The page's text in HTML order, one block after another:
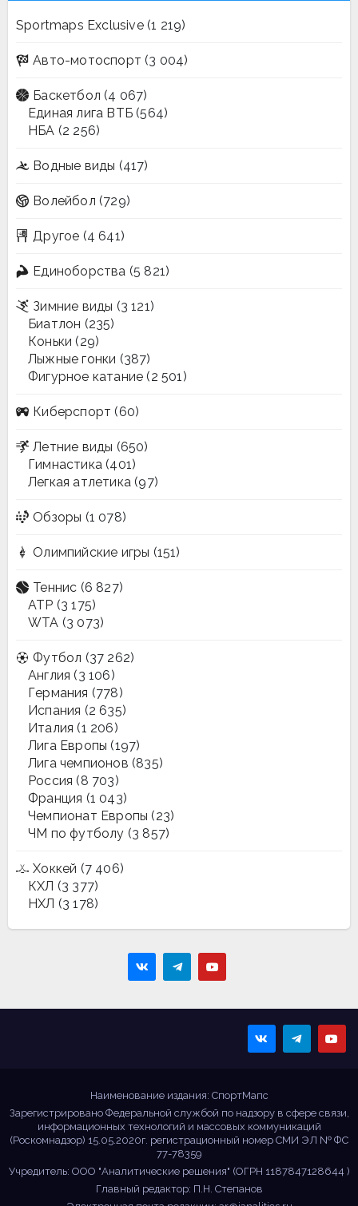
Sportmaps Exclusive(1 219)
Авто-мотоспорт (3 004)
Баскетбол (4 067)
Единая лига ВТБ (564)
НБА (2 256)
Водные виды (417)
Волейбол (729)
Другое (4 641)
Единоборства (5 821)
Зимние виды (3 121)
Биатлон (235)
Коньки (29)
Лыжные гонки (387)
Фигурное катание (2 501)
Киберспорт (60)
Летние виды (650)
Гимнастика (401)
Легкая атлетика (97)
Обзоры (1 078)
Олимпийские игры (151)
Теннис (6 827)
ATP (3 175)
WTA (3 073)
Футбол (37 262)
Англия (3 106)
Германия (778)
Испания (2 635)
Италия (1 206)
Лига Европы (197)
Лига чемпионов (835)
Россия (8 703)
Франция (1 043)
Чемпионат Европы (23)
ЧМ по футболу (3 857)
Хоккей (7 406)
КХЛ (3 377)
НХЛ (3 178)
Наименование издания: СпортМапс
Зарегистрировано Федеральной службой по надзору в сфере связи,
информационных технологий и массовых коммуникаций
(Роскомнадзор) 15.05.2020г. регистрационный номер СМИ ЭЛ № ФС
77-78359
Учредитель: ООО "Аналитические решения" (ОГРН 1187847128644 )
Главный редактор: П.Н. Степанов